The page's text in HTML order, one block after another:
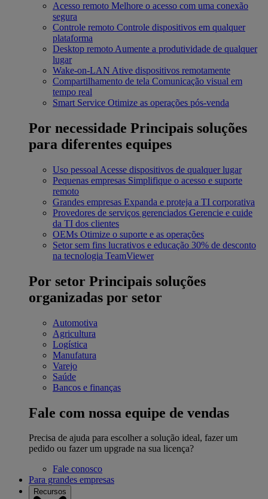
Acesso remoto Melhore o acesso com uma conexão
segura
Controle remoto Controle dispositivos em qualquer
plataforma
Desktop remoto Aumente a produtividade de qualquer
lugar
Wake-on-LAN Ative dispositivos remotamente
Compartilhamento de tela Comunicação visual em
tempo real
Smart Service Otimize as operações pós-venda
Por necessidade Principais soluções
para diferentes equipes
Uso pessoal Acesse dispositivos de qualquer lugar
Pequenas empresas Simplifique o acesso e suporte
remoto
Grandes empresas Expanda e proteja a TI corporativa
Provedores de serviços gerenciados Gerencie e cuide
da TI dos clientes
OEMs Otimize o suporte e as operações
Setor sem fins lucrativos e educação 30% de desconto
na tecnologia TeamViewer
Por setor Principais soluções
organizadas por setor
Automotiva
Agricultura
Logística
Manufatura
Varejo
Saúde
Bancos e finanças
Fale com nossa equipe de vendas
Precisa de ajuda para escolher a solução ideal, fazer um
pedido ou fazer um upgrade na sua licença?
Fale conosco
Para grandes empresas
Recursos